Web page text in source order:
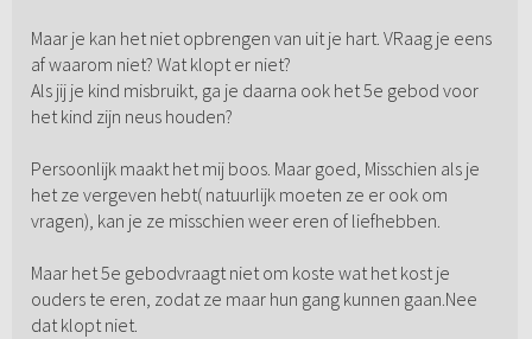
Maar je kan het niet opbrengen van uit je hart. VRaag je eens
af waarom niet? Wat klopt er niet?
Als jij je kind misbruikt, ga je daarna ook het 5e gebod voor
het kind zijn neus houden?
Persoonlijk maakt het mij boos. Maar goed, Misschien als je
het ze vergeven hebt( natuurlijk moeten ze er ook om
vragen), kan je ze misschien weer eren of liefhebben.
Maar het 5e gebodvraagt niet om koste wat het kost je
ouders te eren, zodat ze maar hun gang kunnen gaan.Nee
dat klopt niet.